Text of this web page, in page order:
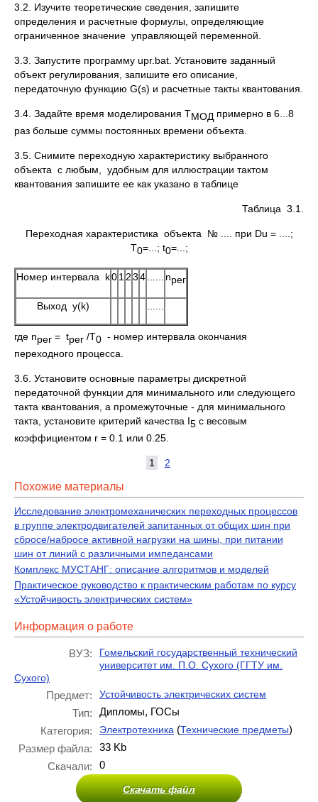
3.2. Изучите теоретические сведения, запишите
определения и расчетные формулы, определяющие
ограниченное значение управляющей переменной.
3.3. Запустите программу upr.bat. Установите заданный
объект регулирования, запишите его описание,
передаточную функцию G(s) и расчетные такты квантования.
3.4. Задайте время моделирования TМОД примерно в 6...8
раз больше суммы постоянных времени объекта.
3.5. Снимите переходную характеристику выбранного
объекта с любым, удобным для иллюстрации тактом
квантования запишите ее как указано в таблице
Таблица 3.1.
Переходная характеристика объекта № .... при Du = ....;
T0=...; t0=...;
Номер интервала k01234...... nрег
Выход y(k) ......
где nрег = tрег /T0 - номер интервала окончания
переходного процесса.
3.6. Установите основные параметры дискретной
передаточной функции для минимального или следующего
такта квантования, а промежуточные - для минимального
такта, установите критерий качества I5 с весовым
коэффициентом r = 0.1 или 0.25.
1 2
Похожие материалы
Исследование электромеханических переходных процессов
в группе электродвигателей запитанных от общих шин при
сбросе/набросе активной нагрузки на шины, при питании
шин от линий с различными импедансами
Комплекс МУСТАНГ: описание алгоритмов и моделей
Практическое руководство к практическим работам по курсу
«Устойчивость электрических систем»
Информация о работе
ВУЗ:
Гомельский государственный технический
университет им. П.О. Сухого (ГГТУ им.
Сухого)
Предмет: Устойчивость электрических систем
Тип:
Дипломы, ГОСы
Категория:
Электротехника (Технические предметы)
Размер файла:
33 Kb
Скачали:
0
Скачать файл